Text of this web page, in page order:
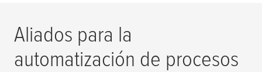
Aliados para la
automatización de procesos